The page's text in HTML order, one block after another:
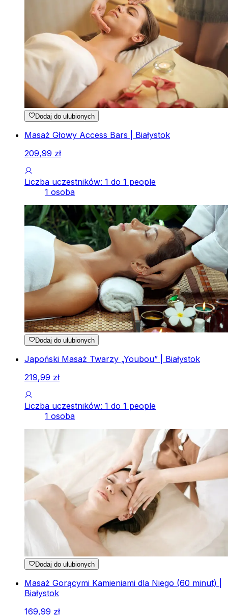
Dodaj do ulubionych
Masaż Głowy Access Bars | Białystok
209,99 zł
Liczba uczestników: 1 do 1 people
1 osoba
Dodaj do ulubionych
Japoński Masaż Twarzy „Youbou” | Białystok
219,99 zł
Liczba uczestników: 1 do 1 people
1 osoba
Dodaj do ulubionych
Masaż Gorącymi Kamieniami dla Niego (60 minut) |
Białystok
169,99 zł